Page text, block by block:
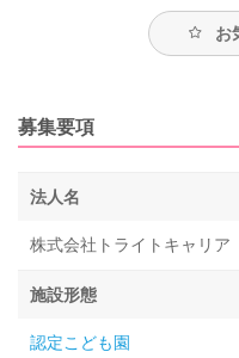
お
募集要項
法人名
株式会社トライトキャリア
施設形態
認定こども園